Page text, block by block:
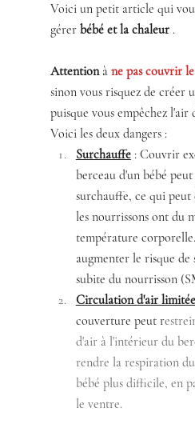
Voici un petit article qui
gérer bébé et la chaleur .
Attention à ne pas couvrir
sinon vous risquez de créer
puisque vous empêchez l'air
Voici les deux dangers :
Surchauffe : Couvrir
berceau d'un bébé
surchauffe, ce qui
les nourrissons ont du
température
augmenter le risque
subite du nourrisson
Circulation d'air limitée
couverture peut r
d'air à l'intérieur du
rendre la respiration du
bébé plus difficile, en
le ventre.